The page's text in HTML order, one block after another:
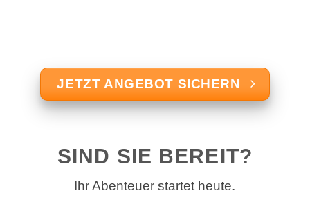
JETZT ANGEBOT SICHERN
SIND SIE BEREIT?
Ihr Abenteuer startet heute.